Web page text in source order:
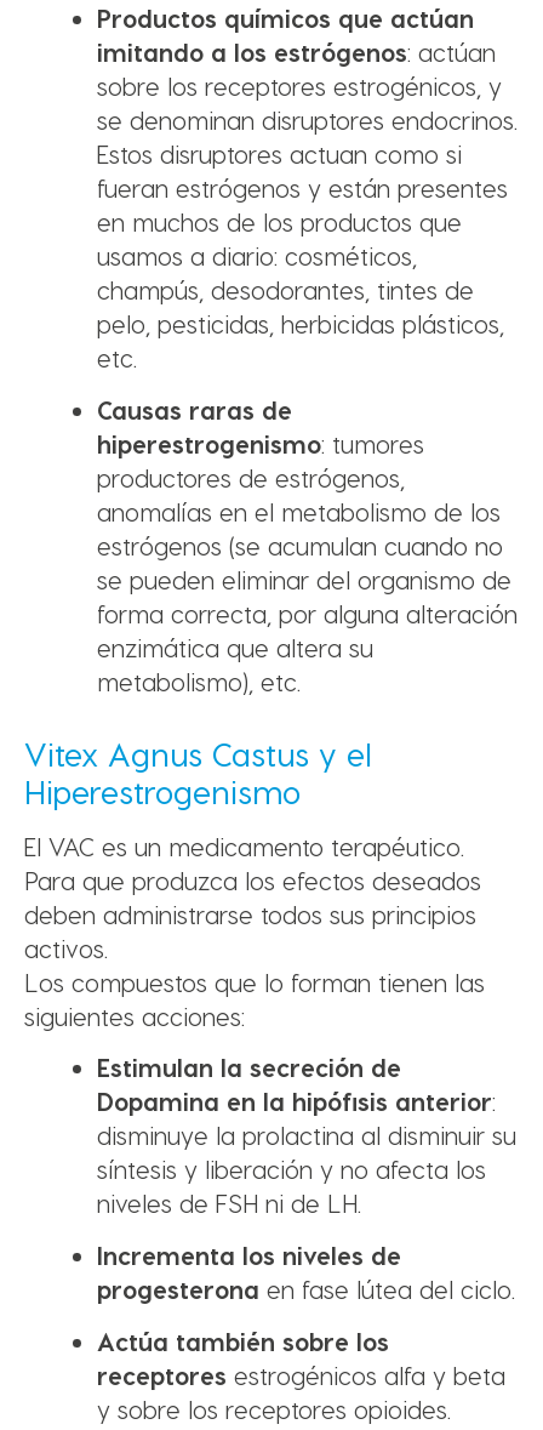
Productos químicos que actúan
imitando a los estrógenos: actúan
sobre los receptores estrogénicos, y
se denominan disruptores endocrinos.
Estos disruptores actuan como si
fueran estrógenos y están presentes
en muchos de los productos que
usamos a diario: cosméticos,
champús, desodorantes, tintes de
pelo, pesticidas, herbicidas plásticos,
etc.
Causas raras de
hiperestrogenismo: tumores
productores de estrógenos,
anomalías en el metabolismo de los
estrógenos (se acumulan cuando no
se pueden eliminar del organismo de
forma correcta, por alguna alteración
enzimática que altera su
metabolismo), etc.
Vitex Agnus Castus y el
Hiperestrogenismo
El VAC es un medicamento terapéutico.
Para que produzca los efectos deseados
deben administrarse todos sus principios
activos.
Los compuestos que lo forman tienen las
siguientes acciones:
Estimulan la secreción de
Dopamina en la hipófisis anterior:
disminuye la prolactina al disminuir su
síntesis y liberación y no afecta los
niveles de FSH ni de LH.
Incrementa los niveles de
progesterona en fase lútea del ciclo.
Actúa también sobre los
receptores estrogénicos alfa y beta
y sobre los receptores opioides.